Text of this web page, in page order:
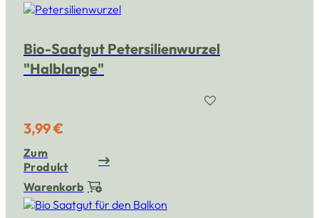
Bio-Saatgut Petersilienwurzel
"Halblange"
3,99 €
Zum
Produkt
Warenkorb